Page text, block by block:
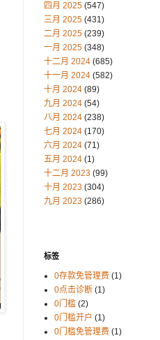
四月 2025 (547)
三月 2025 (431)
二月 2025 (239)
一月 2025 (348)
十二月 2024 (685)
十一月 2024 (582)
十月 2024 (89)
九月 2024 (54)
八月 2024 (238)
七月 2024 (170)
六月 2024 (71)
五月 2024 (1)
十二月 2023 (99)
十月 2023 (304)
九月 2023 (286)
标签
0存款免管理费 (1)
0点击诊断 (1)
0门槛 (2)
0门槛开户 (1)
0门槛免管理费 (1)